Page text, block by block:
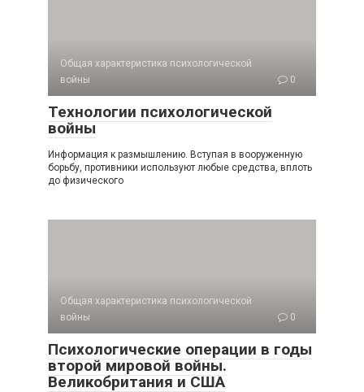
Общая характеристика психологической
войны
0
Технологии психологической
войны
Информация к размышлению. Вступая в вооружен­ную
борьбу, противники используют любые средства, вплоть
до физического
Общая характеристика психологической
войны
0
Психологические операции в годы
второй мировой войны.
Великобритания и США